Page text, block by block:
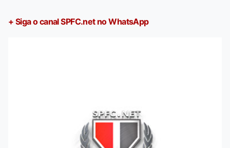
+ Siga o canal SPFC.net no WhatsApp